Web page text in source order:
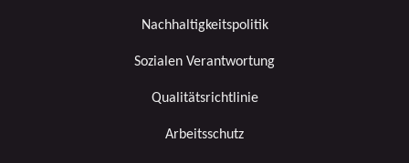
Nachhaltigkeitspolitik
Sozialen Verantwortung
Qualitätsrichtlinie
Arbeitsschutz